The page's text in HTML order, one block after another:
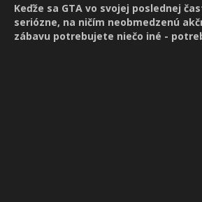
Keďže sa GTA vo svojej poslednej
seriózne, na ničím neobmedzenú
zábavu potrebujete niečo iné -